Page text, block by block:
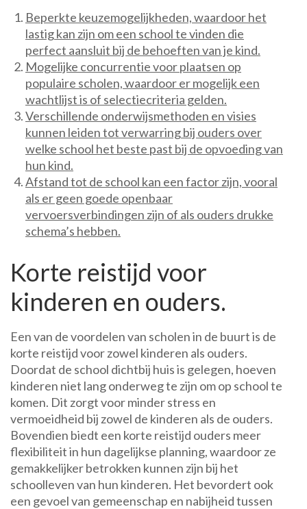
Beperkte keuzemogelijkheden, waardoor het
lastig kan zijn om een school te vinden die
perfect aansluit bij de behoeften van je kind.
Mogelijke concurrentie voor plaatsen op
populaire scholen, waardoor er mogelijk een
wachtlijst is of selectiecriteria gelden.
Verschillende onderwijsmethoden en visies
kunnen leiden tot verwarring bij ouders over
welke school het beste past bij de opvoeding van
hun kind.
Afstand tot de school kan een factor zijn, vooral
als er geen goede openbaar
vervoersverbindingen zijn of als ouders drukke
schema’s hebben.
Korte reistijd voor
kinderen en ouders.
Een van de voordelen van scholen in de buurt is de
korte reistijd voor zowel kinderen als ouders.
Doordat de school dichtbij huis is gelegen, hoeven
kinderen niet lang onderweg te zijn om op school te
komen. Dit zorgt voor minder stress en
vermoeidheid bij zowel de kinderen als de ouders.
Bovendien biedt een korte reistijd ouders meer
flexibiliteit in hun dagelijkse planning, waardoor ze
gemakkelijker betrokken kunnen zijn bij het
schoolleven van hun kinderen. Het bevordert ook
een gevoel van gemeenschap en nabijheid tussen